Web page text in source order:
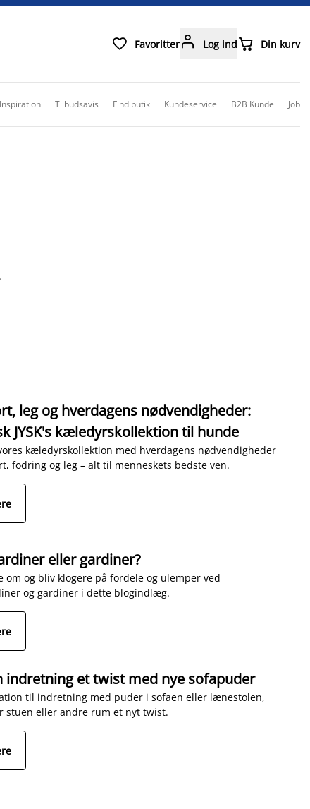
 Favoritter Log ind Din kurv
Inspiration Tilbudsavis Find butik Kundeservice B2B Kunde Job
leg og hverdagens nødvendigheder:
JYSK's kæledyrskollektion til hunde
kæledyrskollektion med hverdagens nødvendigheder
fodring og leg – alt til menneskets bedste ven.
eller gardiner?
om og bliv klogere på fordele og ulemper ved
og gardiner i dette blogindlæg.
indretning et twist med nye sofapuder
til indretning med puder i sofaen eller lænestolen,
stuen eller andre rum et nyt twist.